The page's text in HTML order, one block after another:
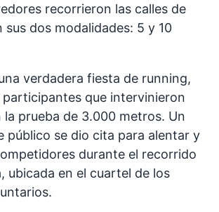
recorrieron las calles de
sus dos modalidades: 5 y 10
verdadera fiesta de running,
que intervinieron
la prueba de 3.000 metros. Un
público se dio cita para alentar y
durante el recorrido
ubicada en el cuartel de los